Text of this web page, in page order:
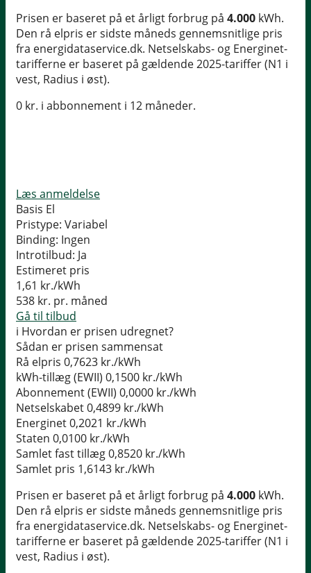
Prisen er baseret på et årligt forbrug på 4.000 kWh.
Den rå elpris er sidste måneds gennemsnitlige pris
fra energidataservice.dk. Netselskabs- og Energinet-
tarifferne er baseret på gældende 2025-tariffer (N1 i
vest, Radius i øst).
0 kr. i abbonnement i 12 måneder.
Læs anmeldelse
Basis El
Pristype: Variabel
Binding: Ingen
Introtilbud: Ja
Estimeret pris
1,61 kr./kWh
538 kr. pr. måned
Gå til tilbud
i Hvordan er prisen udregnet?
Sådan er prisen sammensat
Rå elpris 0,7623 kr./kWh
kWh-tillæg (EWII) 0,1500 kr./kWh
Abonnement (EWII) 0,0000 kr./kWh
Netselskabet0,4899 kr./kWh
Energinet0,2021 kr./kWh
Staten 0,0100 kr./kWh
Samlet fast tillæg0,8520 kr./kWh
Samlet pris 1,6143 kr./kWh
Prisen er baseret på et årligt forbrug på 4.000 kWh.
Den rå elpris er sidste måneds gennemsnitlige pris
fra energidataservice.dk. Netselskabs- og Energinet-
tarifferne er baseret på gældende 2025-tariffer (N1 i
vest, Radius i øst).